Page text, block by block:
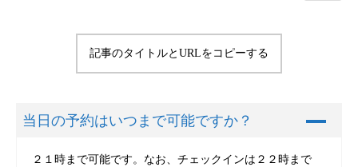
記事のタイトルとURLをコピーする
A
当日の予約はいつまで可能ですか？
２１時まで可能です。なお、チェックインは２２時まで